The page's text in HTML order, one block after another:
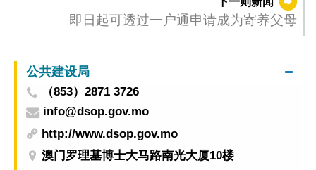
即日起可透过一户通申请成为寄养父母
公共建设局
（853）2871 3726
info@dsop.gov.mo
http://www.dsop.gov.mo
澳门罗理基博士大马路南光大厦10楼